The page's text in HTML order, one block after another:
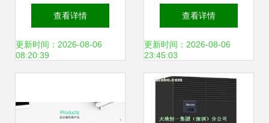
无线传输协议全解
析
查看详情
更新时间：2026-08-06
08:20:39
备交易指南 城际分
类与销售策略解析
（第二章）
查看详情
更新时间：2026-08-06
23:45:03